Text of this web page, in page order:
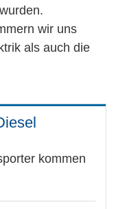
wir uns
als auch die
kommen